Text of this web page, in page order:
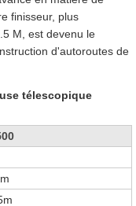
finisseur, plus
M, est devenu le
d'autoroutes de
télescopique